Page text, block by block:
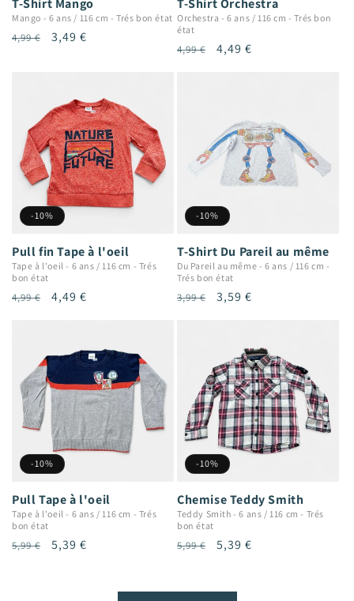
T-Shirt Mango
Mango - 6 ans / 116 cm -Trés bon état
Prix
4,99 €
Prix
3,49 €
T-Shirt Orchestra
Orchestra -6 ans / 116 cm -Trés bon
état
Prix
4,99 €
Prix
4,49 €
-10%
Pull fin Tape à l'oeil
Tape à l'oeil - 6 ans / 116 cm - Trés
bon état
Prix
4,99 €
Prix
4,49 €
-10%
T-Shirt Du Pareil au même
Du Pareil au même -6 ans / 116 cm -
Trés bon état
Prix
3,99 €
Prix
3,59 €
-10%
Pull Tape à l'oeil
Tape à l'oeil - 6 ans / 116 cm - Trés
bon état
Prix
5,99 €
Prix
5,39 €
-10%
Chemise Teddy Smith
Teddy Smith -6 ans / 116 cm - Trés
bon état
Prix
5,99 €
Prix
5,39 €